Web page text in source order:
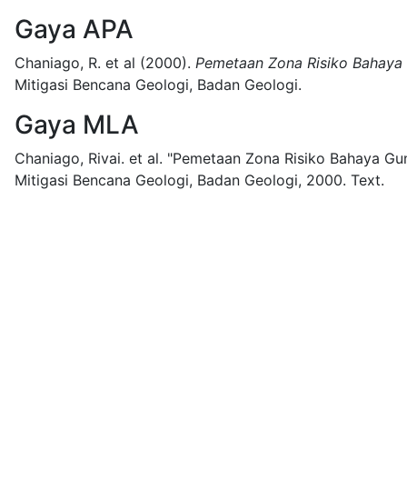
Gaya APA
Chaniago, R. et al (2000). Pemetaan Zona Risiko
Mitigasi Bencana Geologi, Badan Geologi.
Gaya MLA
Chaniago, Rivai. et al. "Pemetaan Zona Risiko Bahaya
Mitigasi Bencana Geologi, Badan Geologi, 2000. Text.